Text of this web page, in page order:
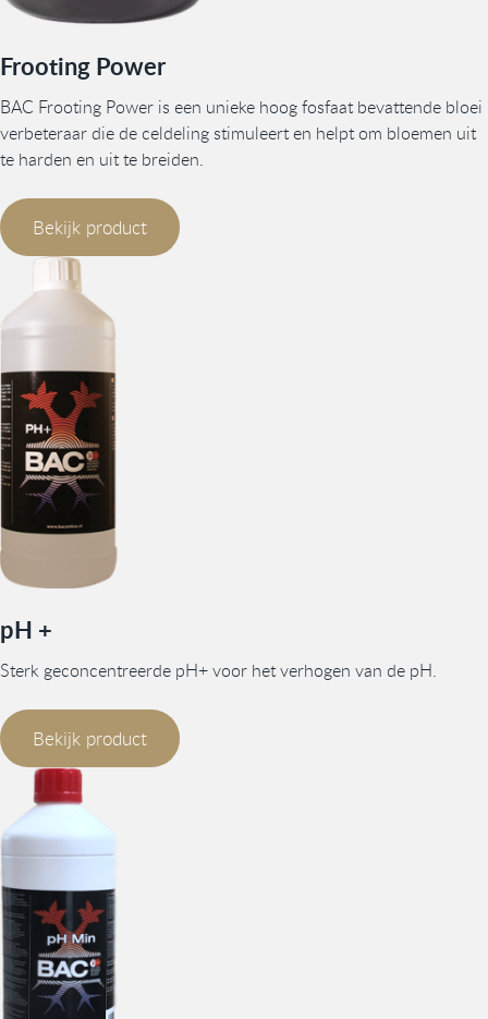
Frooting Power
BAC Frooting Power is een unieke hoog fosfaat bevattende bloei
verbeteraar die de celdeling stimuleert en helpt om bloemen uit
te harden en uit te breiden.
Bekijk product
pH +
Sterk geconcentreerde pH+ voor het verhogen van de pH.
Bekijk product